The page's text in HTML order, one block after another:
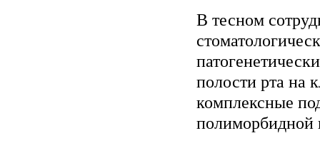
В тесном
полости рта на
комплексные
полиморбидной